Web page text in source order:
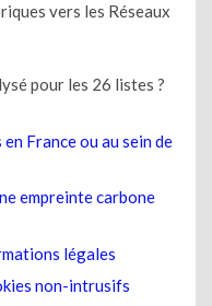
vers les Réseaux
pour les 26 listes ?
France ou au sein de
empreinte carbone
légales
non-intrusifs